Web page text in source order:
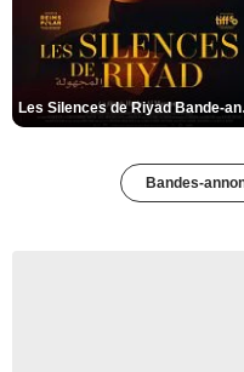
Les
Bandes-